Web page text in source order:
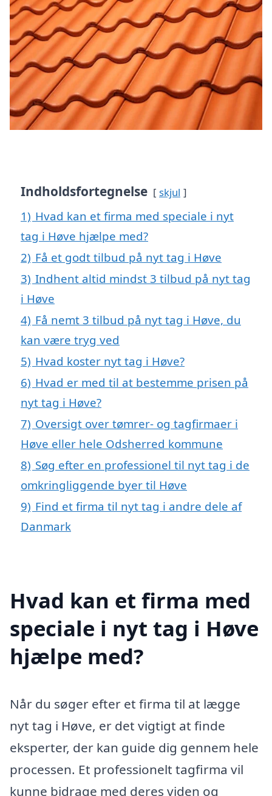
Indholdsfortegnelse skjul
1) Hvad kan et firma med speciale i nyt
tag i Høve hjælpe med?
2) Få et godt tilbud på nyt tag i Høve
3) Indhent altid mindst 3 tilbud på nyt tag
i Høve
4) Få nemt 3 tilbud på nyt tag i Høve, du
kan være tryg ved
5) Hvad koster nyt tag i Høve?
6) Hvad er med til at bestemme prisen på
nyt tag i Høve?
7) Oversigt over tømrer- og tagfirmaer i
Høve eller hele Odsherred kommune
8) Søg efter en professionel til nyt tag i de
omkringliggende byer til Høve
9) Find et firma til nyt tag i andre dele af
Danmark
Hvad kan et firma med
speciale i nyt tag i Høve
hjælpe med?
Når du søger efter et firma til at lægge
nyt tag i Høve, er det vigtigt at finde
eksperter, der kan guide dig gennem hele
processen. Et professionelt tagfirma vil
kunne bidrage med deres viden og